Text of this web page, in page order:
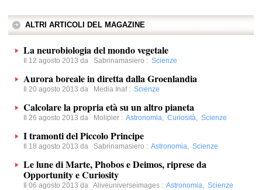
ALTRI ARTICOLI DEL MAGAZINE
La neurobiologia del mondo vegetale
Il 12 agosto 2013 da Sabrinamasiero : Scienze
Aurora boreale in diretta dalla Groenlandia
Il 20 agosto 2013 da Media Inaf: Scienze
Calcolare la propria età su un altro pianeta
Il 26 agosto 2013 da Molipier : Astronomia, Curiosità, Scienze
I tramonti del Piccolo Principe
Il 18 agosto 2013 da Sabrinamasiero : Astronomia, Scienze
Le lune di Marte, Phobos e Deimos, riprese da
Opportunity e Curiosity
Il 06 agosto 2013 da Aliveuniverseimages : Astronomia, Scienze